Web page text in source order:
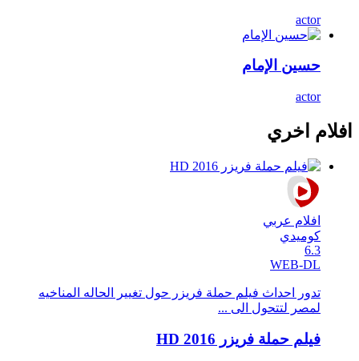
actor
حسين الإمام
actor
افلام اخري
افلام عربي
كوميدي
6.3
WEB-DL
تدور احداث فيلم حملة فريزر حول تغيير الحاله المناخيه
لمصر لتتحول الى ...
فيلم حملة فريزر 2016 HD